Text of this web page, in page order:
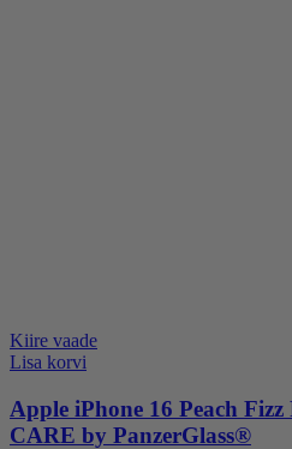
Kiire vaade
Lisa korvi
Apple iPhone 16 Peach
CARE by PanzerGlass®